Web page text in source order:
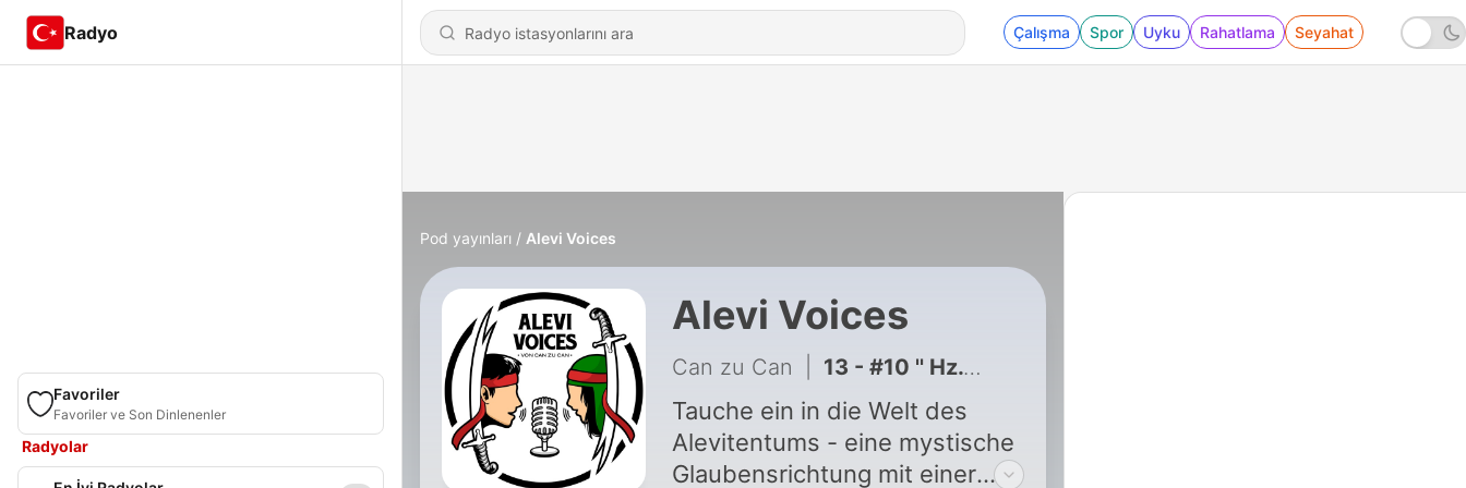
Radyo Çalışma Spor Uyku Rahatlama Seyahat
Favoriler
Favoriler ve Son Dinlenenler
Radyolar
Pod yayınları Alevi Voices
Alevi Voices
Can zu Can 13 - #10 '' Hz. Hizir Xizir ''
Tauche ein in die Welt des
Alevitentums - eine mystische
Glaubensrichtung mit einer